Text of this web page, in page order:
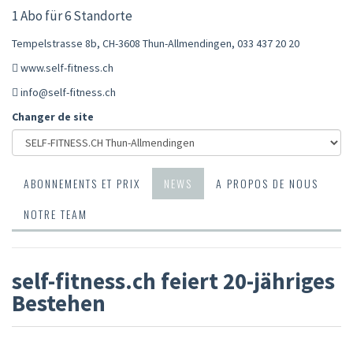
1 Abo für 6 Standorte
Tempelstrasse 8b, CH-3608 Thun-Allmendingen, 033 437 20 20
www.self-fitness.ch
info@self-fitness.ch
Changer de site
ABONNEMENTS ET PRIX NEWS
A PROPOS DE NOUS
NOTRE TEAM
self-fitness.ch feiert 20-jähriges
Bestehen